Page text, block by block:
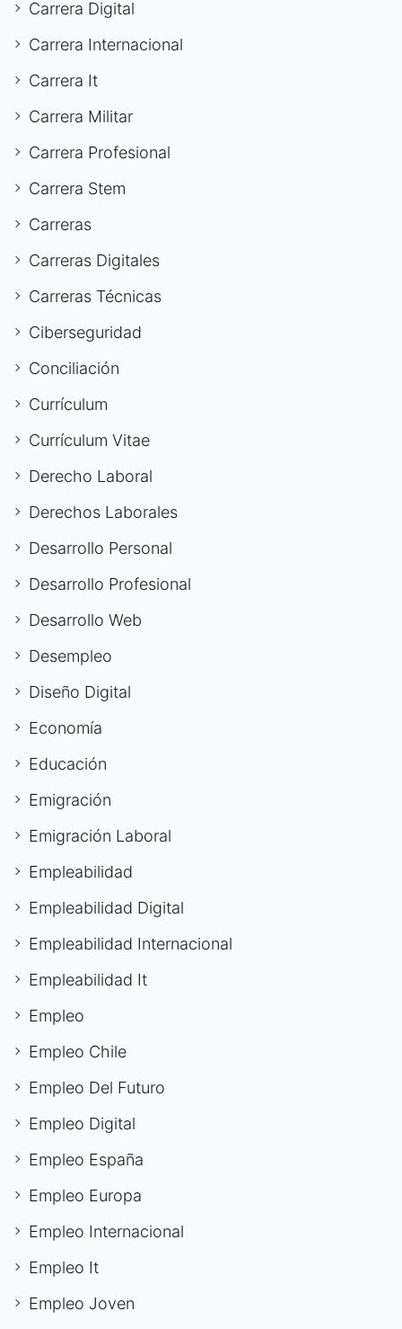
Carrera Digital
Carrera Internacional
Carrera It
Carrera Militar
Carrera Profesional
Carrera Stem
Carreras
Carreras Digitales
Carreras Técnicas
Ciberseguridad
Conciliación
Currículum
Currículum Vitae
Derecho Laboral
Derechos Laborales
Desarrollo Personal
Desarrollo Profesional
Desarrollo Web
Desempleo
Diseño Digital
Economía
Educación
Emigración
Emigración Laboral
Empleabilidad
Empleabilidad Digital
Empleabilidad Internacional
Empleabilidad It
Empleo
Empleo Chile
Empleo Del Futuro
Empleo Digital
Empleo España
Empleo Europa
Empleo Internacional
Empleo It
Empleo Joven